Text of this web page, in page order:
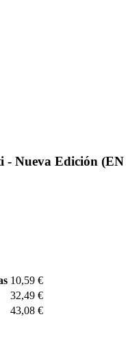
- Nueva Edición
10,59 €
32,49 €
43,08 €